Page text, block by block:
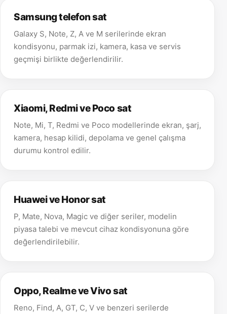
Samsung telefon sat
Galaxy S, Note, Z, A ve M serilerinde ekran
kondisyonu, parmak izi, kamera, kasa ve servis
geçmişi birlikte değerlendirilir.
Xiaomi, Redmi ve Poco sat
Note, Mi, T, Redmi ve Poco modellerinde ekran, şarj,
kamera, hesap kilidi, depolama ve genel çalışma
durumu kontrol edilir.
Huawei ve Honor sat
P, Mate, Nova, Magic ve diğer seriler, modelin
piyasa talebi ve mevcut cihaz kondisyonuna göre
değerlendirilebilir.
Oppo, Realme ve Vivo sat
Reno, Find, A, GT, C, V ve benzeri serilerde